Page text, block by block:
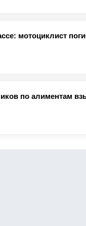
мотоциклист
по алиментам